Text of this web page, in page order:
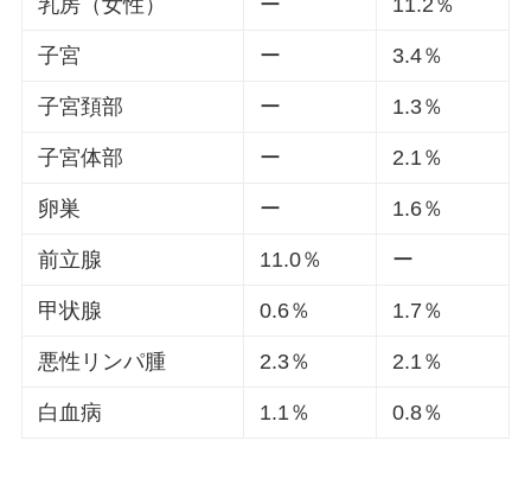
乳房（女性） ー 11.2％
子宮 ー 3.4％
子宮頚部 ー 1.3％
子宮体部 ー 2.1％
卵巣 ー 1.6％
前立腺 11.0％ ー
甲状腺 0.6％ 1.7％
悪性リンパ腫 2.3％ 2.1％
白血病 1.1％ 0.8％